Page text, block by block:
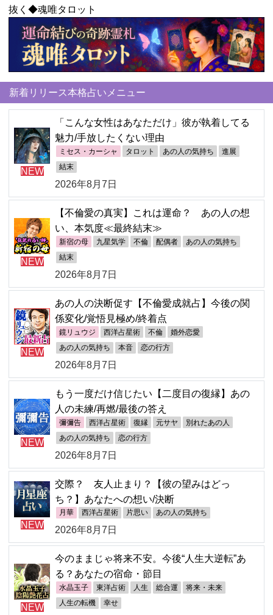
抜く◆魂唯タロット
新着リリース本格占いメニュー
NEW
「こんな女性はあなただけ」彼が執着してる
魅力/手放したくない理由
ミセス・カーシャ タロット あの人の気持ち 進展
結末
2026年8月7日
NEW
【不倫愛の真実】これは運命？ あの人の想
い、本気度≪最終結末≫
新宿の母 九星気学 不倫 配偶者 あの人の気持ち
結末
2026年8月7日
NEW
あの人の決断促す【不倫愛成就占】今後の関
係変化/覚悟見極め/終着点
鏡リュウジ 西洋占星術 不倫 婚外恋愛
あの人の気持ち 本音 恋の行方
2026年8月7日
NEW
もう一度だけ信じたい【二度目の復縁】あの
人の未練/再燃/最後の答え
彌彌告 西洋占星術 復縁 元サヤ 別れたあの人
あの人の気持ち 恋の行方
2026年8月7日
NEW
交際？ 友人止まり？【彼の望みはどっ
ち？】あなたへの想い/決断
月華 西洋占星術 片思い あの人の気持ち
2026年8月7日
NEW
今のままじゃ将来不安。今後“人生大逆転”あ
る？あなたの宿命・節目
水晶玉子 東洋占術 人生 総合運 将来・未来
人生の転機 幸せ